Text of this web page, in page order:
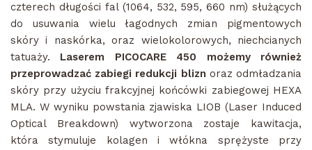
czterech długości fal (1064, 532, 595, 660 nm) służących
do usuwania wielu łagodnych zmian pigmentowych
skóry i naskórka, oraz wielokolorowych, niechcianych
tatuaży. Laserem PICOCARE 450 możemy również
przeprowadzać zabiegi redukcji blizn oraz odmładzania
skóry przy użyciu frakcyjnej końcówki zabiegowej HEXA
MLA. W wyniku powstania zjawiska LIOB (Laser Induced
Optical Breakdown) wytworzona zostaje kawitacja,
która stymuluje kolagen i włókna sprężyste przy